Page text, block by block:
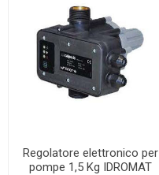
Regolatore elettronico per
pompe 1,5 Kg IDROMAT